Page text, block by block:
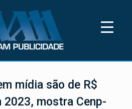
os melhores pontos OOH
Janeiro para a sua marca
mídia são de R$
2023, mostra Cenp-